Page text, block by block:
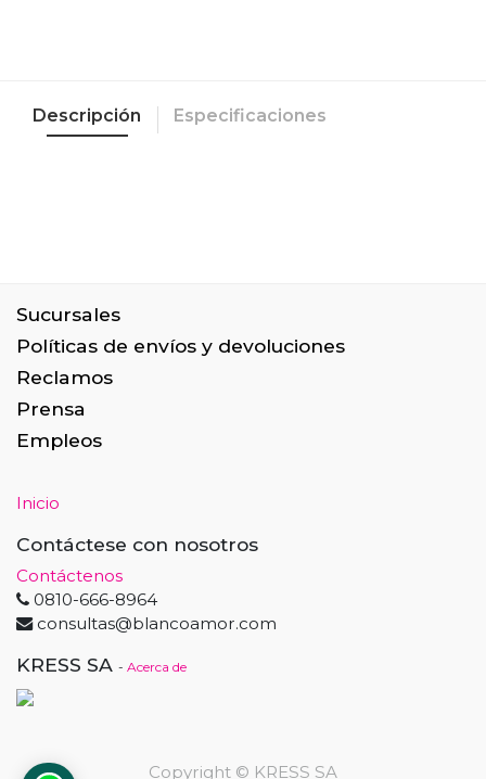
Descripción Especificaciones
Sucursales
Políticas de envíos y devoluciones
Reclamos
Prensa
Empleos
Inicio
Contáctese con nosotros
Contáctenos
0810-666-8964
consultas@blancoamor.com
KRESS SA - Acerca de
Copyright © KRESS SA